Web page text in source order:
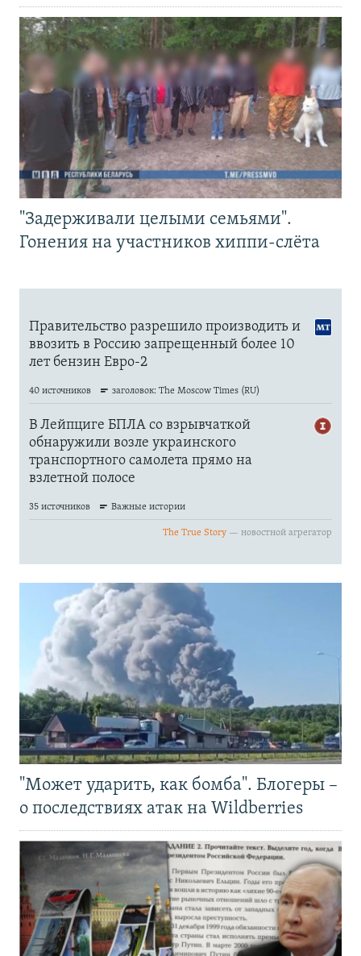
"Задерживали целыми семьями".
Гонения на участников хиппи-слёта
"Может ударить, как бомба". Блогеры –
о последствиях атак на Wildberries